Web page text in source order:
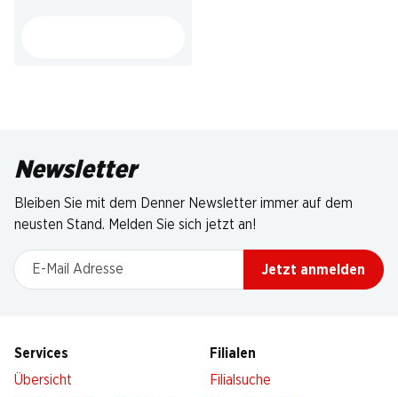
Newsletter
Bleiben Sie mit dem Denner Newsletter immer auf dem
neusten Stand. Melden Sie sich jetzt an!
E-Mail Adresse
Jetzt anmelden
Services
Übersicht
Filialen
Filialsuche